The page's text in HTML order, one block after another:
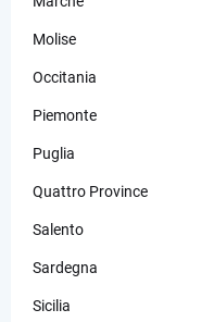
Molise
Occitania
Piemonte
Puglia
Quattro Province
Salento
Sardegna
Sicilia